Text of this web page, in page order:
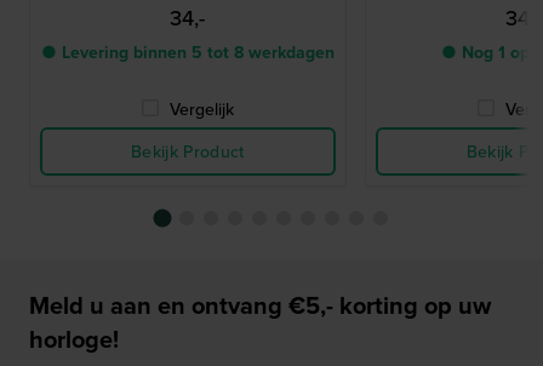
34,-
● Levering binnen 5 tot 8 werkdagen
Vergelijk
Bekijk Product
34,-
● Nog 1 op
Bekijk
Meld u aan en ontvang €5,- korting op uw
horloge!